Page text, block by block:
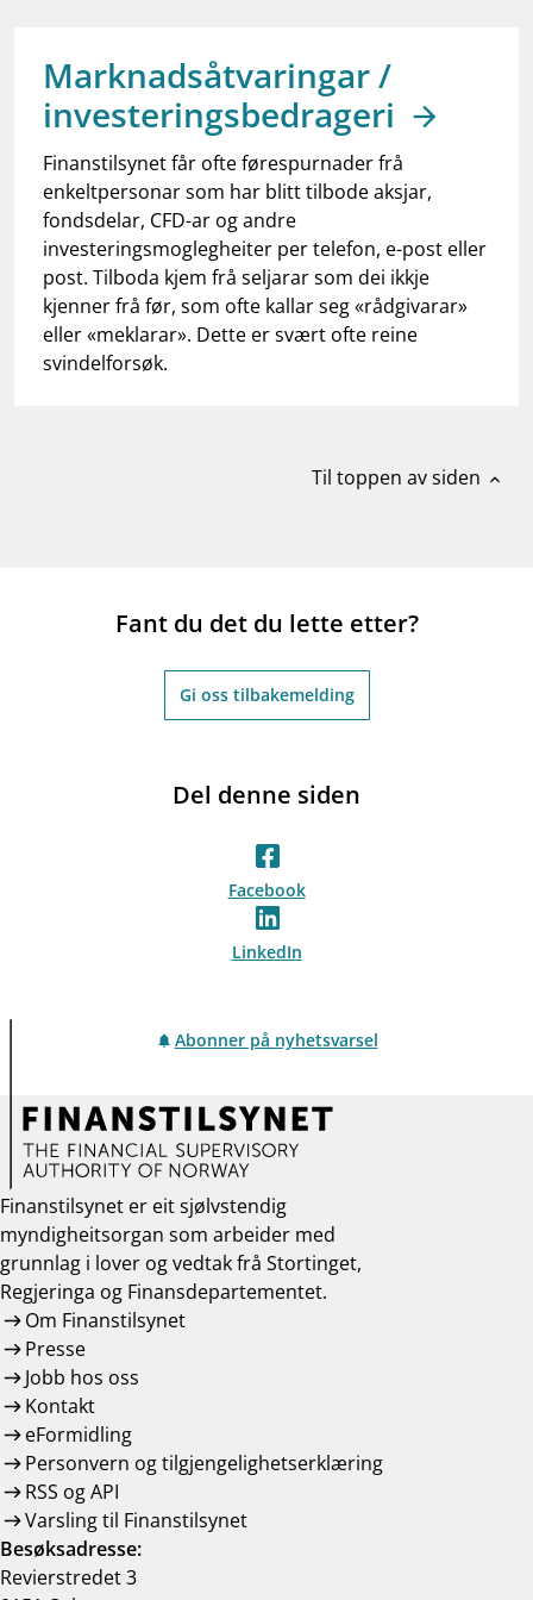
dashboardInformasjon for investorer
notifications_noneAbonner på nyhetsvarsel
Marknadsåtvaringar /
investeringsbedrageri
Finanstilsynet får ofte førespurnader frå
enkeltpersonar som har blitt tilbode aksjar,
fondsdelar, CFD-ar og andre
investeringsmoglegheiter per telefon, e-post eller
post. Tilboda kjem frå seljarar som dei ikkje
kjenner frå før, som ofte kallar seg «rådgivarar»
eller «meklarar». Dette er svært ofte reine
svindelforsøk.
Til toppen av siden expand_less
Fant du det du lette etter?
Gi oss tilbakemelding
Del denne siden
Facebook
LinkedIn
Abonner på nyhetsvarsel
Finanstilsynet er eit sjølvstendig
myndigheitsorgan som arbeider med
grunnlag i lover og vedtak frå Stortinget,
Regjeringa og Finansdepartementet.
Om Finanstilsynet
Presse
Jobb hos oss
Kontakt
eFormidling
Personvern og tilgjengelighetserklæring
RSS og API
Varsling til Finanstilsynet
Besøksadresse:
Revierstredet 3